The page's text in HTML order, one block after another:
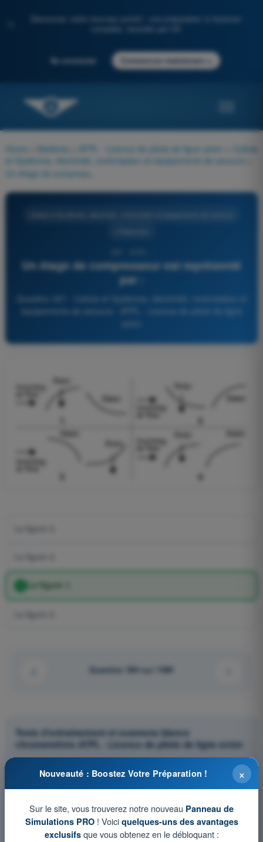
Découvrez notre nouveau portail : une préparation à l'examen
Se connecter Commencer maintenant
Home Matières ATPL - Licence de pilote de ligne avion
Cellule
et Systèmes, électricité, motorisation et équipements de secours
Un étage de compresseur est représenté
par :
La figure 1.
Question 396 sur 1080
Tests d'entraînement et examens blancs
chronométrés ATPL - Licence de pilote de ligne avion
motorisation et équipements de secours
QCM d'Entraînement ATPL - Cellule et Systèmes, électricité,
Examen en PDF ATPL - Cellule et Systèmes, électricité,
motorisation et équipements de secours
×
Nouveauté : Boostez Votre Préparation !
Sur le site, vous trouverez notre nouveau Panneau de
Simulations PRO! Voici quelques-uns des avantages
exclusifsque vous obtenez en le débloquant :